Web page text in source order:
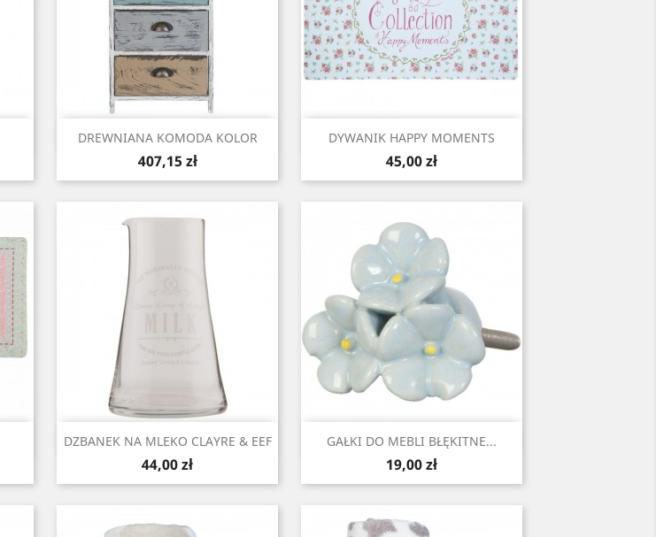
DREWNIANA KOMODA KOLOR
Cena
407,15 zł
Szybki podgląd DYWANIK HAPPY MOMENTS
Cena
45,00 zł
Szybki podgląd
DZBANEK NA MLEKO CLAYRE & EEF
Cena
44,00 zł
Szybki podgląd GAŁKI DO MEBLI BŁĘKITNE...
Cena
19,00 zł
Szybki podgląd